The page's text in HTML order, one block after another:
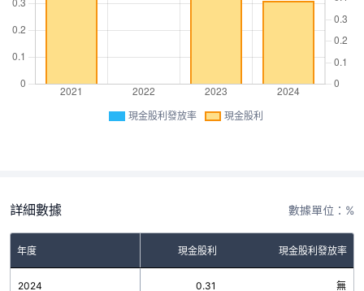
現金股利發放率 現金股利
詳細數據 數據單位：%
年度 現金股利 現金股利發放率
2024 0.31 無